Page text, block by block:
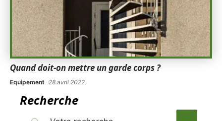
Quand doit-on mettre un garde corps ?
Equipement 28 avril 2022
Recherche